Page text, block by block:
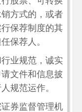
方式的，或者
保荐制度的其
保荐人。
业规范，诚实
文件和信息披
规范运作。
券监督管理机